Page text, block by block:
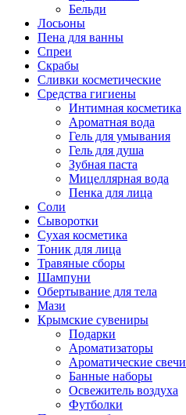
Бельди
Лосьоны
Пена для ванны
Спреи
Скрабы
Сливки косметические
Средства гигиены
Интимная косметика
Ароматная вода
Гель для умывания
Гель для душа
Зубная паста
Мицеллярная вода
Пенка для лица
Соли
Сыворотки
Сухая косметика
Тоник для лица
Травяные сборы
Шампуни
Обертывание для тела
Мази
Крымские сувениры
Подарки
Ароматизаторы
Ароматические свечи
Банные наборы
Освежитель воздуха
Футболки